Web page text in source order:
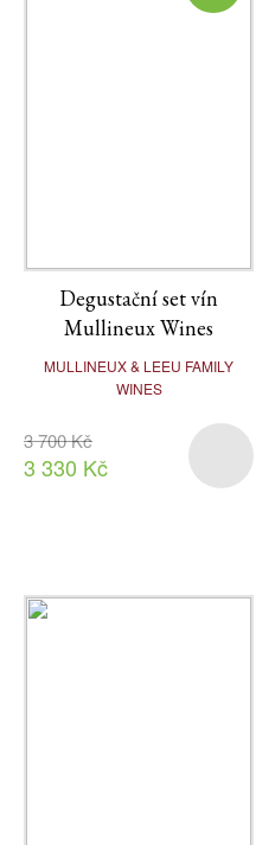
Degustační set vín
Mullineux Wines
MULLINEUX & LEEU FAMILY
WINES
3 700 Kč
3 330 Kč